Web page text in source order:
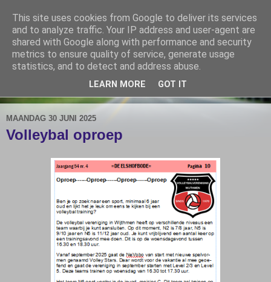
De Elshofbode
Nieuws uit Wijthmen, Herfte en Zalné.
MAANDAG 30 JUNI 2025
Volleybal oproep
This site uses cookies from Google to deliver its services
and to analyze traffic. Your IP address and user-agent are
shared with Google along with performance and security
metrics to ensure quality of service, generate usage
statistics, and to detect and address abuse.
LEARN MORE GOT IT